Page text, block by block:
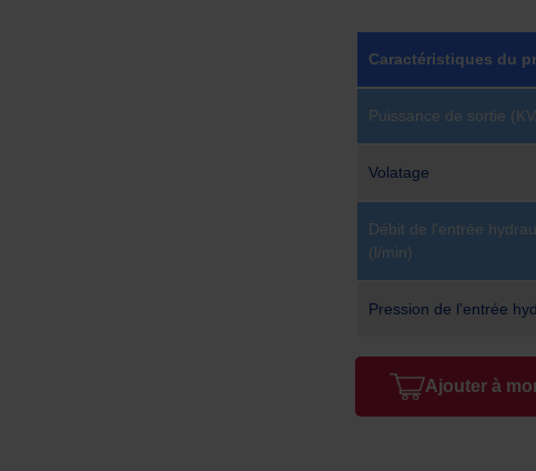
Caractéristiques du
Puissance de sortie
Volatage
Débit de l'entrée
(l/min)
Pression de l'entrée
Ajouter à